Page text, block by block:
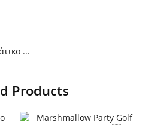
...
Products